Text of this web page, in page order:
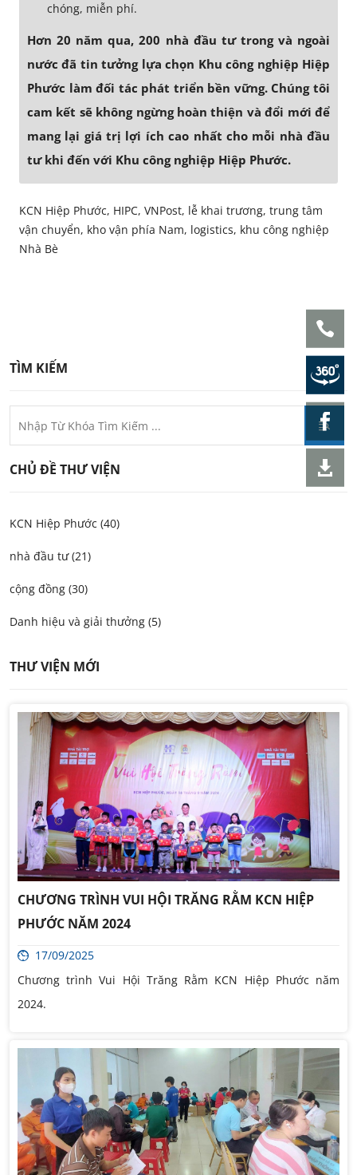
TÌM KIẾM
CHỦ ĐỀ THƯ VIỆN
KCN Hiệp Phước (40)
nhà đầu tư (21)
cộng đồng (30)
Danh hiệu và giải thưởng (5)
THƯ VIỆN MỚI
CHƯƠNG TRÌNH VUI HỘI TRĂNG RẰM KCN HIỆP
PHƯỚC NĂM 2024
17/09/2025
Chương trình Vui Hội Trăng Rằm KCN Hiệp Phước năm
2024.
chóng, miễn phí.
Hơn 20 năm qua, 200 nhà đầu tư trong và ngoài
nước đã tin tưởng lựa chọn Khu công nghiệp Hiệp
Phước làm đối tác phát triển bền vững. Chúng tôi
cam kết sẽ không ngừng hoàn thiện và đổi mới để
mang lại giá trị lợi ích cao nhất cho mỗi nhà đầu
tư khi đến với Khu công nghiệp Hiệp Phước.
KCN Hiệp Phước, HIPC, VNPost, lễ khai trương, trung tâm
vận chuyển, kho vận phía Nam, logistics, khu công nghiệp
Nhà Bè